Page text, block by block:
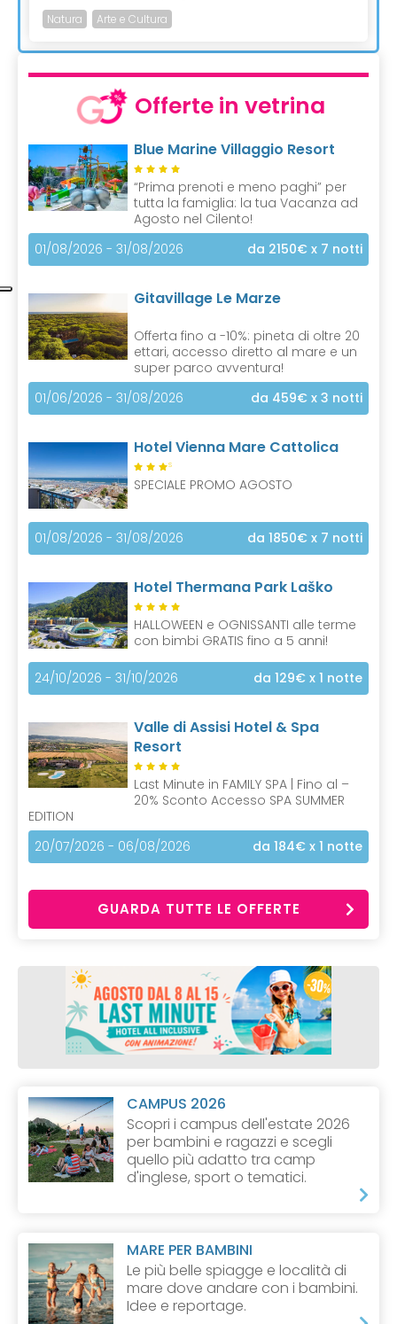
Natura Arte e Cultura
Offerte in vetrina
Blue Marine Villaggio Resort
“Prima prenoti e meno paghi” per
tutta la famiglia: la tua Vacanza ad
Agosto nel Cilento!
01/08/2026 - 31/08/2026
da 2150€ x 7 notti
Gitavillage Le Marze
Offerta fino a -10%: pineta di oltre 20
ettari, accesso diretto al mare e un
super parco avventura!
01/06/2026 - 31/08/2026
da 459€ x 3 notti
Hotel Vienna Mare Cattolica
S
SPECIALE PROMO AGOSTO
01/08/2026 - 31/08/2026 da 1850€ x 7 notti
Hotel Thermana Park Laško
HALLOWEEN e OGNISSANTI alle terme
con bimbi GRATIS fino a 5 anni!
24/10/2026 - 31/10/2026 da 129€ x 1 notte
Valle di Assisi Hotel & Spa
Resort
Last Minute in FAMILY SPA | Fino al –
20% Sconto Accesso SPA SUMMER
EDITION
20/07/2026 - 06/08/2026
da 184€ x 1 notte
GUARDA TUTTE LE OFFERTE
CAMPUS 2026
Scopri i campus dell'estate 2026
per bambini e ragazzi e scegli
quello più adatto tra camp
d'inglese, sport o tematici.
MARE PER BAMBINI
Le più belle spiagge e località di
mare dove andare con i bambini.
Idee e reportage.